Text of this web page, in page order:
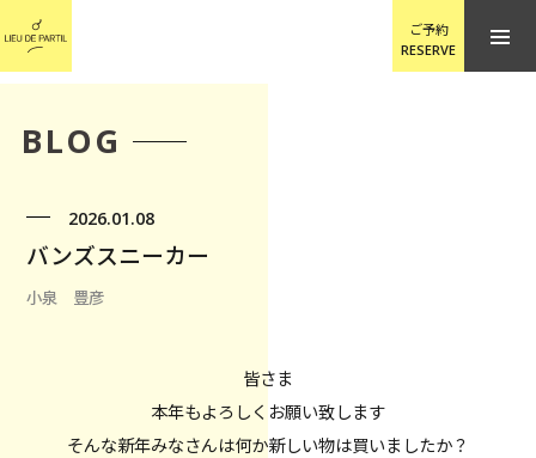
ご予約
RESERVE
BLOG
2026.01.08
バンズスニーカー
小泉 豊彦
皆さま
本年もよろしくお願い致します
そんな新年みなさんは何か新しい物は買いましたか？